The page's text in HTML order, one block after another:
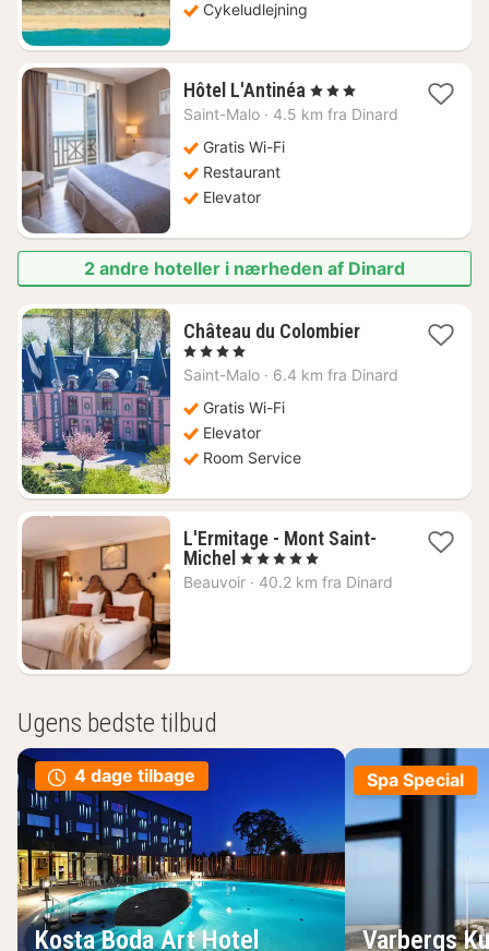
Cykeludlejning
Hôtel L'Antinéa 1
nat
, 3 Stjerner
Saint-Malo · 4.5 km fra Dinard
Gratis Wi-Fi
Restaurant
Elevator
2 andre hoteller i nærheden af Dinard
Château du Colombier1
fra
, 4 Stjerner
Saint-Malo · 6.4 km fra Dinard
Gratis Wi-Fi
Elevator
Room Service
L'Ermitage - Mont Saint-
Michel 1
nat
, 5 Stjerner
Beauvoir · 40.2 km fra Dinard
Ugens bedste tilbud
4 dage tilbage
Kosta Boda Art Hotel
Spa Special
Varbergs